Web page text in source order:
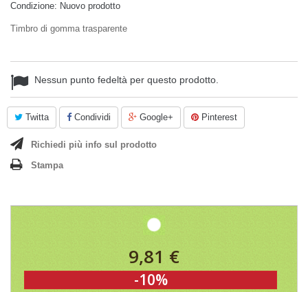
Condizione: Nuovo prodotto
Timbro di gomma trasparente
Nessun punto fedeltà per questo prodotto.
Twitta Condividi Google+ Pinterest
Richiedi più info sul prodotto
Stampa
9,81 €
-10%